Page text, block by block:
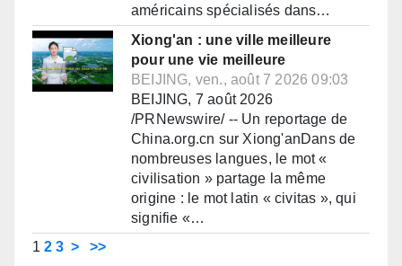
américains spécialisés dans…
Xiong'an : une ville meilleure
pour une vie meilleure
BEIJING, ven., août 7 2026 09:03
BEIJING, 7 août 2026
/PRNewswire/ -- Un reportage de
China.org.cn sur Xiong'anDans de
nombreuses langues, le mot «
civilisation » partage la même
origine : le mot latin « civitas », qui
signifie «…
1 2 3 > >>